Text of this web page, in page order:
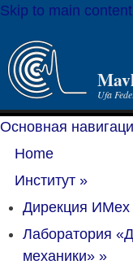
Skip to main content
Ufa
Основная
Home
Институт »
Дирекция
Лаборатория
механики» »